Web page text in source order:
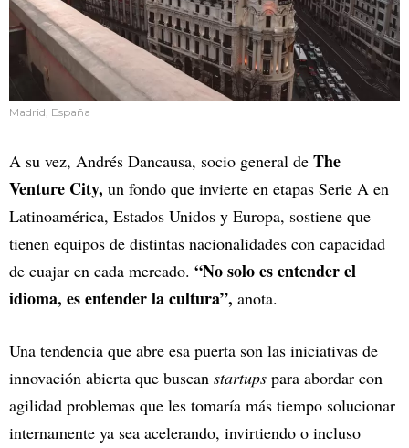
Madrid, España
A su vez, Andrés Dancausa, socio general de The
Venture City, un fondo que invierte en etapas Serie A en
Latinoamérica, Estados Unidos y Europa, sostiene que
tienen equipos de distintas nacionalidades con capacidad
de cuajar en cada mercado. “No solo es entender el
idioma, es entender la cultura”, anota.
Una tendencia que abre esa puerta son las iniciativas de
innovación abierta que buscan startups para abordar con
agilidad problemas que les tomaría más tiempo solucionar
internamente ya sea acelerando, invirtiendo o incluso